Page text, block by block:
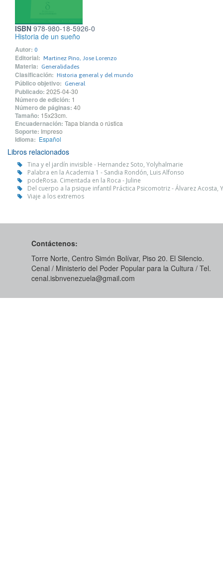
ISBN 978-980-18-5926-0
Historia de un sueño
Autor: 0
Editorial: Martinez Pino, Jose Lorenzo
Materia: Generalidades
Clasificación: Historia general y del mundo
Público objetivo: General
Publicado: 2025-04-30
Número de edición: 1
Número de páginas: 40
Tamaño: 15x23cm.
Encuadernación: Tapa blanda o rústica
Soporte: Impreso
Idioma: Español
Libros relacionados
Tina y el jardín invisible - Hernandez Soto, Yolyhalmarie
Palabra en la Academia 1 - Sandia Rondón, Luis Alfonso
podeRosa. Cimentada en la Roca - Juline
Del cuerpo a la psique infantil Práctica Psicomotriz - Álvarez Acosta,
Viaje a los extremos
Contáctenos:
Torre Norte, Centro Simón Bolívar, Piso 20. El Silencio.
Cenal / Ministerio del Poder Popular para la Cultura / Tel.
cenal.isbnvenezuela@gmail.com